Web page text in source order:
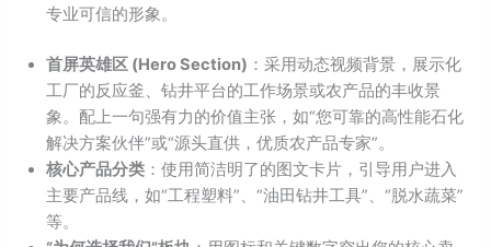
专业可信的形象。
首屏英雄区 (Hero Section) ：采用动态视频背景，展示化
工厂的反应釜、钻井平台的工作场景或农产品的丰收景
象。配上一句强有力的价值主张，如“您可靠的高性能石化
解决方案伙伴”或“源头直供，优质农产品专家”。
核心产品分类 ：使用简洁明了的图文卡片，引导用户进入
主要产品线，如“工程塑料”、“油田钻井工具”、“脱水蔬菜”
等。